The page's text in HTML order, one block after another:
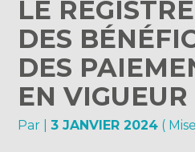
LE
DES
DES
EN VIGUEUR
Par |3 JANVIER 2024 (